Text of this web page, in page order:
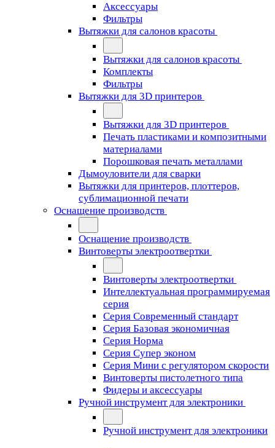
Аксессуары
Фильтры
Вытяжки для салонов красоты
Вытяжки для салонов красоты
Комплекты
Фильтры
Вытяжки для 3D принтеров
Вытяжки для 3D принтеров
Печать пластиками и композитными
материалами
Порошковая печать металлами
Дымоуловители для сварки
Вытяжки для принтеров, плоттеров,
сублимационной печати
Оснащение производств
Оснащение производств
Винтоверты электроотвертки
Винтоверты электроотвертки
Интеллектуальная программируемая
серия
Серия Современный стандарт
Серия Базовая экономичная
Серия Норма
Серия Cупер эконом
Серия Мини с регулятором скорости
Винтоверты пистолетного типа
Фидеры и аксессуары
Ручной инструмент для электроники
Ручной инструмент для электроники